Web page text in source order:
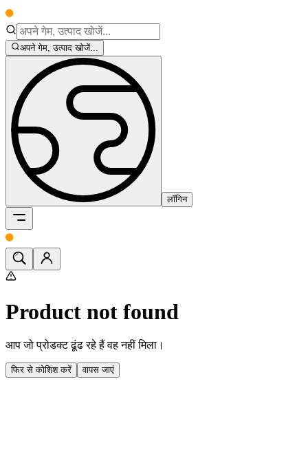
अपने गेम, उत्पाद खोजें...
लॉगिन
Product not found
आप जो प्रोडक्ट ढूंढ रहे हैं वह नहीं मिला।
फिर से कोशिश करें वापस जाएं